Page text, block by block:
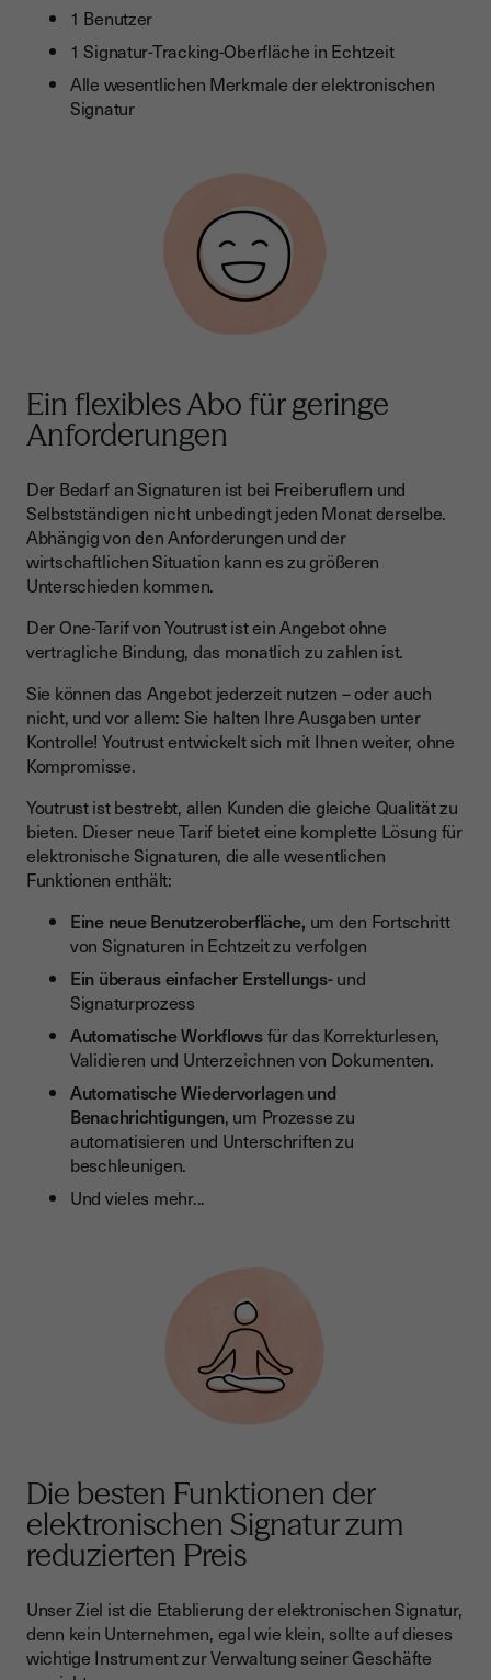
1 Benutzer
1 Signatur-Tracking-Oberfläche in Echtzeit
Alle wesentlichen Merkmale der elektronischen
Signatur
Ein flexibles Abo für geringe
Anforderungen
Der Bedarf an Signaturen ist bei Freiberuflern und
Selbstständigen nicht unbedingt jeden Monat derselbe.
Abhängig von den Anforderungen und der
wirtschaftlichen Situation kann es zu größeren
Unterschieden kommen.
Der One-Tarif von Youtrust ist ein Angebot ohne
vertragliche Bindung, das monatlich zu zahlen ist.
Sie können das Angebot jederzeit nutzen – oder auch
nicht, und vor allem: Sie halten Ihre Ausgaben unter
Kontrolle! Youtrust entwickelt sich mit Ihnen weiter, ohne
Kompromisse.
Youtrust ist bestrebt, allen Kunden die gleiche Qualität zu
bieten. Dieser neue Tarif bietet eine komplette Lösung für
elektronische Signaturen, die alle wesentlichen
Funktionen enthält:
Eine neue Benutzeroberfläche, um den Fortschritt
von Signaturen in Echtzeit zu verfolgen
Ein überaus einfacher Erstellungs-und
Signaturprozess
Automatische Workflowsfür das Korrekturlesen,
Validieren und Unterzeichnen von Dokumenten.
Automatische Wiedervorlagen und
Benachrichtigungen, um Prozesse zu
automatisieren und Unterschriften zu
beschleunigen.
Und vieles mehr...
Die besten Funktionen der
elektronischen Signatur zum
reduzierten Preis
Unser Ziel ist die Etablierung der elektronischen Signatur,
denn kein Unternehmen, egal wie klein, sollte auf dieses
wichtige Instrument zur Verwaltung seiner Geschäfte